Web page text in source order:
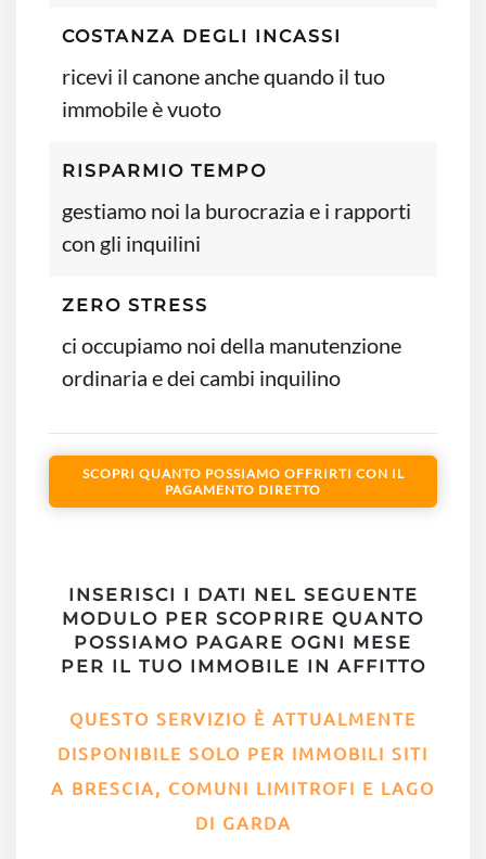
COSTANZA DEGLI INCASSI
ricevi il canone anche quando il tuo
immobile è vuoto
RISPARMIO TEMPO
gestiamo noi la burocrazia e i rapporti
con gli inquilini
ZERO STRESS
ci occupiamo noi della manutenzione
ordinaria e dei cambi inquilino
SCOPRI QUANTO POSSIAMO OFFRIRTI CON IL
PAGAMENTO DIRETTO
INSERISCI I DATI NEL SEGUENTE
MODULO PER SCOPRIRE QUANTO
POSSIAMO PAGARE OGNI MESE
PER IL TUO IMMOBILE IN AFFITTO
QUESTO SERVIZIO È ATTUALMENTE
DISPONIBILE SOLO PER IMMOBILI SITI
A BRESCIA, COMUNI LIMITROFI E LAGO
DI GARDA